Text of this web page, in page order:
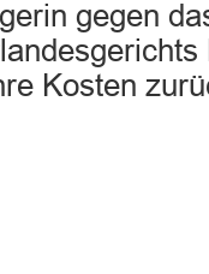
gegen
Kosten